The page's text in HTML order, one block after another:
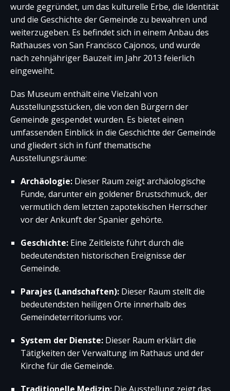
wurde gegründet, um das kulturelle Erbe, die Identität
und die Geschichte der Gemeinde zu bewahren und
weiterzugeben. Es befindet sich in einem Anbau des
Rathauses von San Francisco Cajonos, und wurde
nach zehnjähriger Bauzeit im Jahr 2013 feierlich
eingeweiht.
Das Museum enthält eine Vielzahl von
Ausstellungsstücken, die von den Bürgern der
Gemeinde gespendet wurden. Es bietet einen
umfassenden Einblick in die Geschichte der Gemeinde
und gliedert sich in fünf thematische
Ausstellungsräume:
Archäologie: Dieser Raum zeigt archäologische
Funde, darunter ein goldener Brustschmuck, der
vermutlich dem letzten zapotekischen Herrscher
vor der Ankunft der Spanier gehörte.
Geschichte: Eine Zeitleiste führt durch die
bedeutendsten historischen Ereignisse der
Gemeinde.
Parajes (Landschaften): Dieser Raum stellt die
bedeutendsten heiligen Orte innerhalb des
Gemeindeterritoriums vor.
System der Dienste: Dieser Raum erklärt die
Tätigkeiten der Verwaltung im Rathaus und der
Kirche für die Gemeinde.